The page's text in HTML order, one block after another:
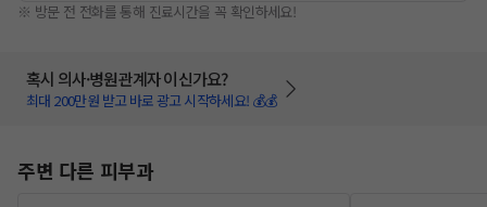
※ 방문 전 전화를 통해 진료시간을 꼭 확인하세요!
혹시 의사·병원관계자 이신가요?
최대 200만원 받고 바로 광고 시작하세요! 💰💰
주변 다른 피부과